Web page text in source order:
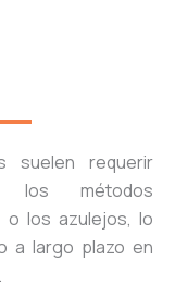
suelen requerir
métodos
o los azulejos, lo
a largo plazo en